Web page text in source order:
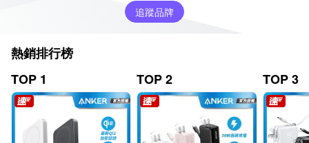
追蹤品牌
熱銷排行榜
TOP 1
TOP 2 TOP 3